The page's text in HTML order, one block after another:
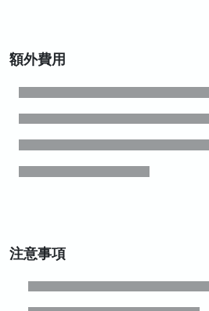
額外費用
注意事項